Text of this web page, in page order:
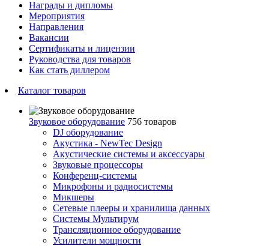
Награды и дипломы
Мероприятия
Направления
Вакансии
Сертификаты и лицензии
Руководства для товаров
Как стать диллером
Каталог товаров
Звуковое оборудование 756 товаров
DJ оборудование
Акустика - NewTec Design
Акустические системы и аксессуары
Звуковые процессоры
Конференц-системы
Микрофоны и радиосистемы
Микшеры
Сетевые плееры и хранилища данных
Системы Мультирум
Трансляционное оборудование
Усилители мощности